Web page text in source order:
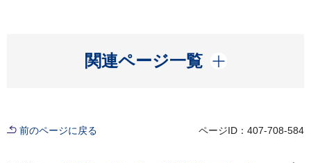
関連ページ一覧
開く
前のページに戻る ページID：407-708-584